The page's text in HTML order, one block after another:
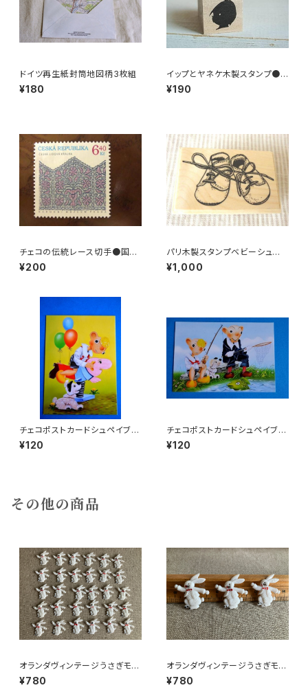
ドイツ再生紙封筒地図柄3枚組
¥180
イップとヤネケ木製スタンプ●イ
ップA
¥190
チェコの伝統レース切手●国立
博物館
¥200
パリ木製スタンプベビーシュー
ズ
¥1,000
チェコポストカードシュペイブル
とフルヴィーネクi
¥120
チェコポストカードシュペイブル
とフルヴィーネクf
¥120
その他の商品
オランダヴィンテージうさぎモチ
ーフプラパーツ30個セットNo4
3
¥780
オランダヴィンテージうさぎモチ
ーフプラパーツ30個セットNo3
7
¥780